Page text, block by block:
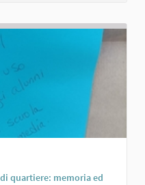
quartiere: memoria ed